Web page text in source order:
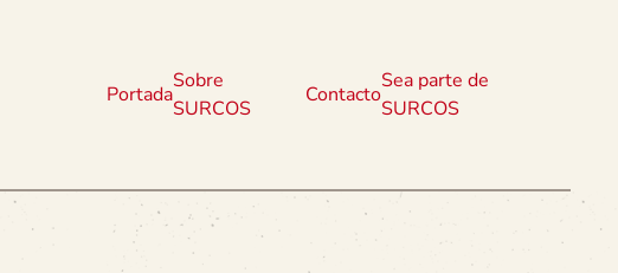
Portada
Sobre
SURCOS
Contacto
Sea parte de
SURCOS